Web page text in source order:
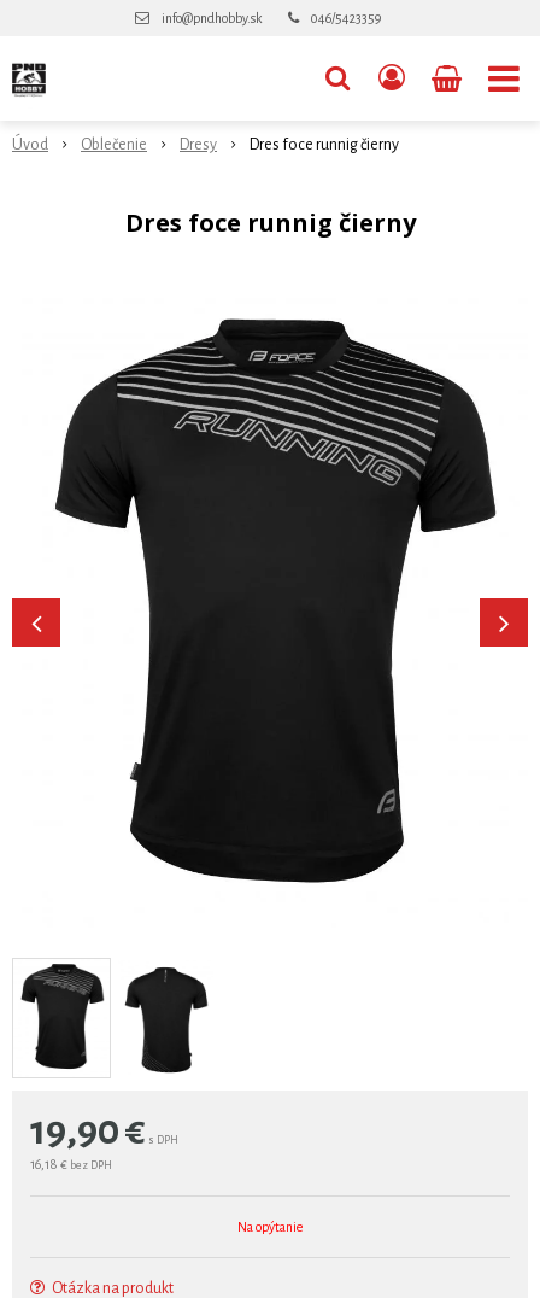
info@pndhobby.sk 046/5423359
Úvod Oblečenie Dresy Dres foce runnig čierny
Dres foce runnig čierny
19,90€ s DPH
16,18 € bez DPH
Na opýtanie
Otázka na produkt